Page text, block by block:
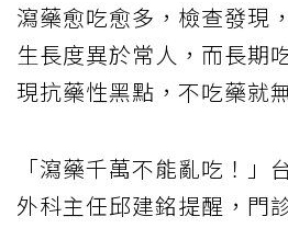
瀉藥愈吃愈多，檢查發現
生長度異於常人，而長期
現抗藥性黑點，不吃藥就
「瀉藥千萬不能亂吃！」
外科主任邱建銘提醒，門